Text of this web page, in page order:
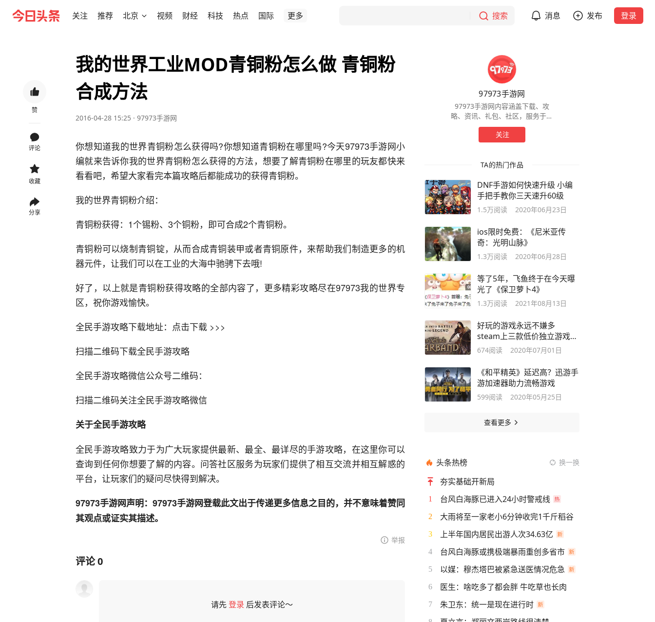
关注 推荐 北京 视频 财经 科技 热点 国际 更多 搜索 消息 发布 登录
赞
评论
收藏
分享
我的世界工业MOD青铜粉怎么做 青铜粉
合成方法
2016-04-28 15:25 · 97973手游网
你想知道我的世界青铜粉怎么获得吗?你想知道青铜粉在哪里吗?今天97973手游网小
编就来告诉你我的世界青铜粉怎么获得的方法，想要了解青铜粉在哪里的玩友都快来
看看吧，希望大家看完本篇攻略后都能成功的获得青铜粉。
我的世界青铜粉介绍：
青铜粉获得：1个锡粉、3个铜粉，即可合成2个青铜粉。
青铜粉可以烧制青铜锭，从而合成青铜装甲或者青铜原件，来帮助我们制造更多的机
器元件，让我们可以在工业的大海中驰骋下去哦!
好了，以上就是青铜粉获得攻略的全部内容了，更多精彩攻略尽在97973我的世界专
区，祝你游戏愉快。
全民手游攻略下载地址：点击下载 >>>
扫描二维码下载全民手游攻略
全民手游攻略微信公众号二维码：
扫描二维码关注全民手游攻略微信
关于全民手游攻略
全民手游攻略致力于为广大玩家提供最新、最全、最详尽的手游攻略，在这里你可以
查询到任何你想要了解的内容。问答社区服务为玩家们提供了相互交流并相互解惑的
平台，让玩家们的疑问尽快得到解决。
97973手游网声明：97973手游网登载此文出于传递更多信息之目的，并不意味着赞同
其观点或证实其描述。
举报
评论0
请先登录 后发表评论～
97973手游网
97973手游网内容涵盖下载、攻
略、资讯、礼包、社区，服务于全
球手游玩家，为玩家提供一站式服
务。
关注
TA的热门作品
DNF手游如何快速升级 小编
手把手教你三天速升60级
1.5万阅读 2020年06月23日
ios限时免费：《尼米亚传
奇：光明山脉》
1.3万阅读 2020年06月28日
等了5年，飞鱼终于在今天曝
光了《保卫萝卜4》
1.3万阅读 2021年08月13日
好玩的游戏永远不嫌多
steam上三款低价独立游戏推
荐
674阅读 2020年07月01日
《和平精英》延迟高？迅游手
游加速器助力流畅游戏
599阅读 2020年05月25日
查看更多
头条热榜 换一换
夯实基础开新局
1 台风白海豚已进入24小时警戒线
2 大雨将至一家老小6分钟收完1千斤稻谷
3 上半年国内居民出游人次34.63亿
4 台风白海豚或携极端暴雨重创多省市
5 以媒：穆杰塔巴被紧急送医情况危急
6 医生：啥吃多了都会胖 牛吃草也长肉
7 朱卫东：统一是现在进行时